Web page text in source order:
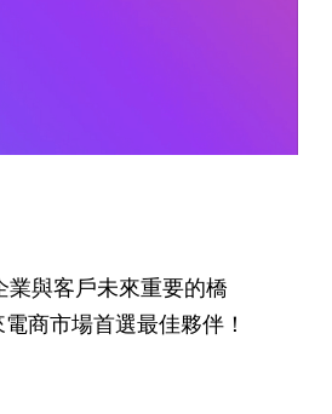
業與客戶未來重要的橋
商市場首選最佳夥伴！